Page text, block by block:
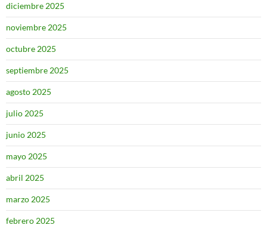
diciembre 2025
noviembre 2025
octubre 2025
septiembre 2025
agosto 2025
julio 2025
junio 2025
mayo 2025
abril 2025
marzo 2025
febrero 2025